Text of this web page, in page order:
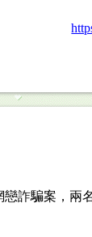
詐騙案，